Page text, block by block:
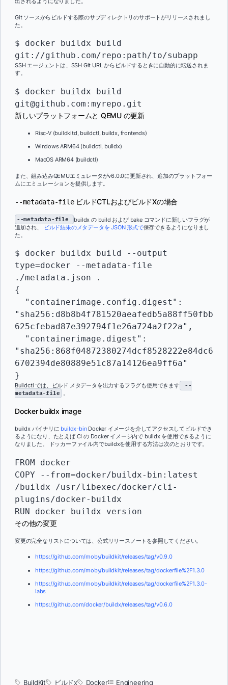
Git ソースからビルドする際のサブディレクトリのサポートがリリースされまし
た。
$ docker buildx build
git://github.com/repo:path/to/subapp
SSH エージェントは、SSH Git URL からビルドするときに自動的に転送されま
す。
$ docker buildx build
git@github.com:myrepo.git
新しいプラットフォームと QEMU の更新
Risc-V (buildkitd, buildctl, buildx, frontends)
Windows ARM64 (buildctl, buildx)
MacOS ARM64 (buildctl)
また、組み込みQEMUエミュレータがv6.0.0に更新され、追加のプラットフォー
ムにエミュレーションを提供します。
--metadata-fileビルドCTLおよびビルドXの場合
--metadata-file
buildx の build および bake コマンドに新しいフラグが
追加され、
ビルド結果のメタデータを JSON 形式で保存できるようになりまし
た。
$ docker buildx build --output
type=docker --metadata-file
./metadata.json .
{
"sha256:d8b8b4f781520aeafedb5a88ff50fbb
625cfebad87e392794f1e26a724a2f22a",
"sha256:868f04872380274dcf8528222e84dc6
6702394de80889e51c87a14126ea9ff6a"
}
Buildctl では、ビルド メタデータを出力するフラグも使用できます
--
metadata-file 。
Docker buildx image
buildx バイナリに buildx-binDocker イメージを介してアクセスしてビルドでき
るようになり、たとえば CI の Docker イメージ内で buildx を使用できるように
なりました。 ドッカーファイル内でbuildxを使用する方法は次のとおりです。
FROM docker
COPY --from=docker/buildx-bin:latest
/buildx /usr/libexec/docker/cli-
plugins/docker-buildx
RUN docker buildx version
その他の変更
変更の完全なリストについては、公式リリースノートを参照してください。
https://github.com/moby/buildkit/releases/tag/v0.9.0
https://github.com/moby/buildkit/releases/tag/dockerfile%2F1.3.0
https://github.com/moby/buildkit/releases/tag/dockerfile%2F1.3.0-
labs
https://github.com/docker/buildx/releases/tag/v0.6.0
BuildKit ビルドx Docker Engineering